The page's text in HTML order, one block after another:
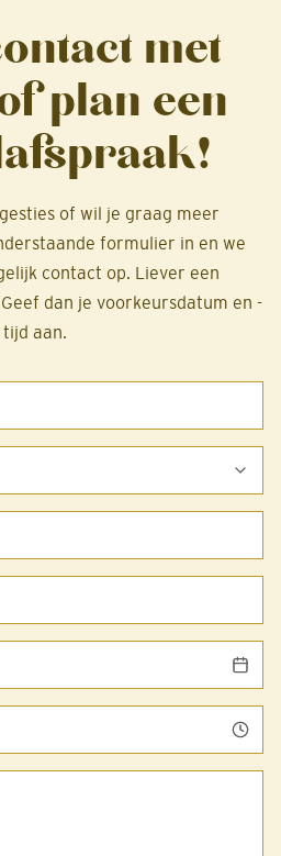
met
plan een
of wil je graag meer
formulier in en we
contact op. Liever een
dan je voorkeursdatum en -
tijd aan.